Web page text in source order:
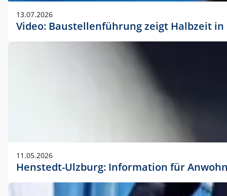
13.07.2026
Video: Baustellenführung zeigt Halbzeit
11.05.2026
Henstedt-Ulzburg: Information für